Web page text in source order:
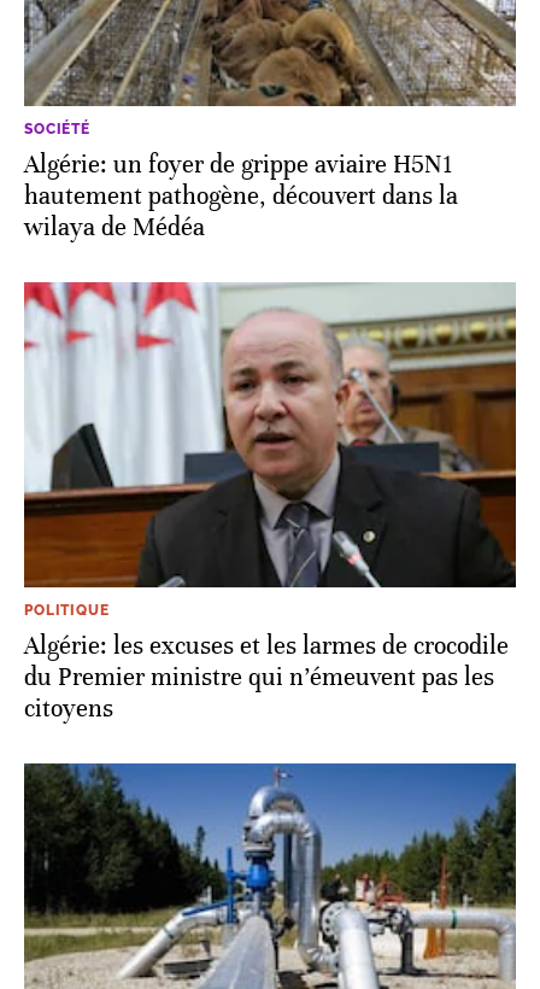
SOCIÉTÉ
Algérie: un foyer de grippe aviaire H5N1
hautement pathogène, découvert dans la
wilaya de Médéa
POLITIQUE
Algérie: les excuses et les larmes de crocodile
du Premier ministre qui n’émeuvent pas les
citoyens